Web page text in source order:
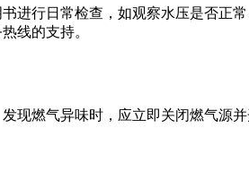
进行日常检查，如观察水压是否正
线的支持。
现燃气异味时，应立即关闭燃气源